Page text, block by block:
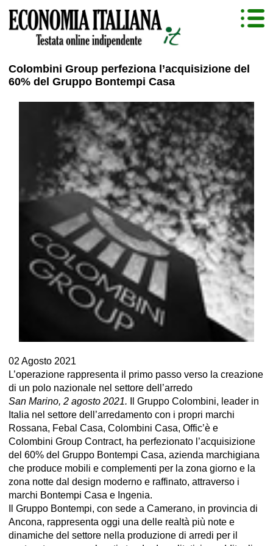
Colombini Group perfeziona l’acquisizione del
60% del Gruppo Bontempi Casa
02 Agosto 2021
L’operazione rappresenta il primo passo verso la creazione
di un polo nazionale nel settore dell’arredo
San Marino, 2 agosto 2021.
Il Gruppo Colombini, leader in
Italia nel settore dell’arredamento con i propri marchi
Rossana, Febal Casa, Colombini Casa, Offic’è e
Colombini Group Contract, ha perfezionato l’acquisizione
del 60% del Gruppo Bontempi Casa, azienda marchigiana
che produce mobili e complementi per la zona giorno e la
zona notte dal design moderno e raffinato, attraverso i
marchi Bontempi Casa e Ingenia.
Il Gruppo Bontempi, con sede a Camerano, in provincia di
Ancona, rappresenta oggi una delle realtà più note e
dinamiche del settore nella produzione di arredi per il